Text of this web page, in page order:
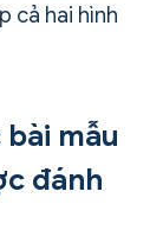
cả hai hình
mẫu
đánh